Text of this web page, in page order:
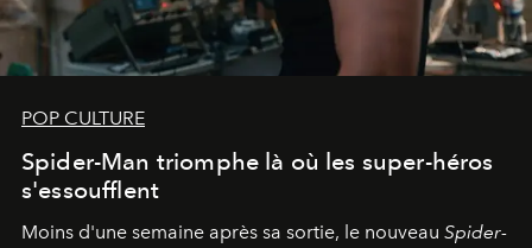
POP CULTURE
Spider-Man triomphe là où les super-héros
s'essoufflent
Moins d'une semaine après sa sortie, le nouveau Spider-